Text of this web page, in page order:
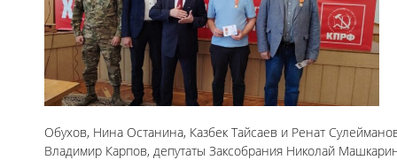
Обухов, Нина Останина, Казбек Тайсаев и Ренат
Владимир Карпов, депутаты Заксобрания Николай